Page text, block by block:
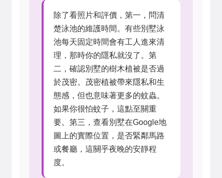
除了看照片和評價，第一，問清
楚泳池的維護時間。有些別墅泳
池每天固定時間會有工人進來清
理，那時你的隱私就沒了。第
二，確認別墅的樹木植被是否過
於茂密。茂密植被帶來隱私和生
態感，但也意味著更多的蚊蟲。
如果你很怕蚊子，這點至關重
要。第三，查看別墅在Google地
圖上的實際位置，是否緊鄰馬路
或餐廳，這關乎夜晚的安靜程
度。